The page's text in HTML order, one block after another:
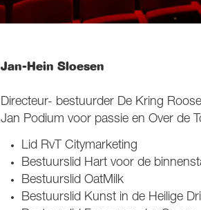
Jan-Hein Sloesen
Directeur- bestuurder De Kring
Jan Podium voor passie en Over de
Lid RvT Citymarketing
Bestuurslid Hart voor de
Bestuurslid OatMilk
Bestuurslid Kunst in de Heilige